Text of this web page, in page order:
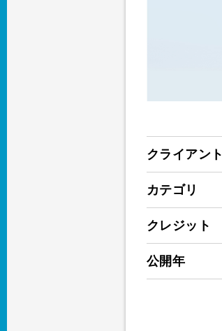
クライアント
カテゴリ
クレジット
公開年